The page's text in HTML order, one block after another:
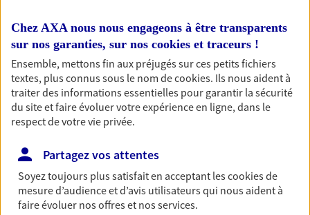
Anticiper et préparer votre
retraite
Il n'est jamais ni trop tôt, ni trop tard pour préparer
votre retraite. Nous vous aidons à trouver les solutions
pour maintenir votre qualité de vie et profiter
pleinement de cette nouvelle étape : PER, assurance
Vous protéger et protéger vos
proches face aux aléas de la vie
Chez AXA nous nous engageons à être transparents
sur nos garanties, sur nos cookies et traceurs !
Ensemble, mettons fin aux préjugés sur ces petits fichiers
textes, plus connus sous le nom decookies. Ils nous aident à
traiter des informations essentielles pour garantir la sécurité
du site et faire évoluer votre expérience en ligne, dans le
respect de votre vie privée.
Partagez vos attentes
Soyez toujours plus satisfait en acceptant lescookiesde
mesure d’audience et d’avis utilisateurs qui nous aident à
faire évoluer nos offres et nos services.